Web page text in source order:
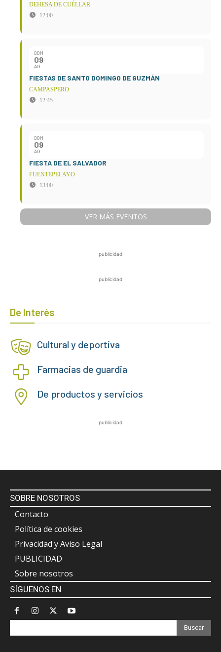
DEHESA DE CUÉLLAR
12:00
DOM
09
AG
FIESTAS DE SANTO DOMINGO DE GUZMÁN
CAMPASPERO
12:45
DOM
09
AG
FIESTA DE EL SALVADOR
FUENTEPELAYO
13:00
VER MÁS EVENTOS
publicidad
publicidad
De Interés
Cultural y deportiva
Farmacias de guardia
De productos y servicios
publicidad
SOBRE NOSOTROS
Contacto
Política de cookies
Privacidad y Aviso Legal
PUBLICIDAD
Sobre nosotros
SÍGUENOS EN
Buscar